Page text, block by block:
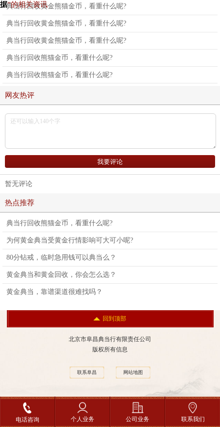
据”的相关资讯
典当行回收黄金熊猫金币，看重什么呢?
典当行回收黄金熊猫金币，看重什么呢?
典当行回收黄金熊猫金币，看重什么呢?
典当行回收熊猫金币，看重什么呢?
典当行回收熊猫金币，看重什么呢?
网友热评
暂无评论
热点推荐
典当行回收熊猫金币，看重什么呢?
为何黄金典当受黄金行情影响可大可小呢?
80分钻戒，临时急用钱可以典当么？
黄金典当和黄金回收，你会怎么选？
黄金典当，靠谱渠道很难找吗？
回到顶部
北京市阜昌典当行有限责任公司
版权所有信息
联系阜昌 网站地图
电话咨询 个人业务 公司业务 联系我们